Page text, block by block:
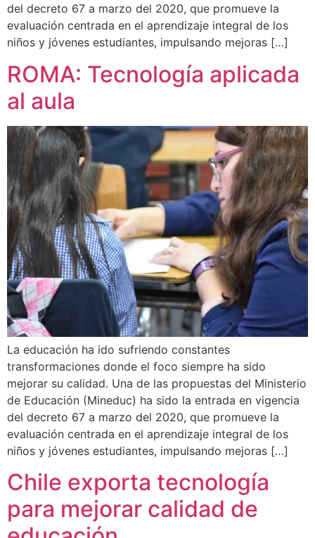
del decreto 67 a marzo del 2020, que promueve la
evaluación centrada en el aprendizaje integral de los
niños y jóvenes estudiantes, impulsando mejoras […]
ROMA: Tecnología aplicada
al aula
La educación ha ido sufriendo constantes
transformaciones donde el foco siempre ha sido
mejorar su calidad. Una de las propuestas del Ministerio
de Educación (Mineduc) ha sido la entrada en vigencia
del decreto 67 a marzo del 2020, que promueve la
evaluación centrada en el aprendizaje integral de los
niños y jóvenes estudiantes, impulsando mejoras […]
Chile exporta tecnología
para mejorar calidad de